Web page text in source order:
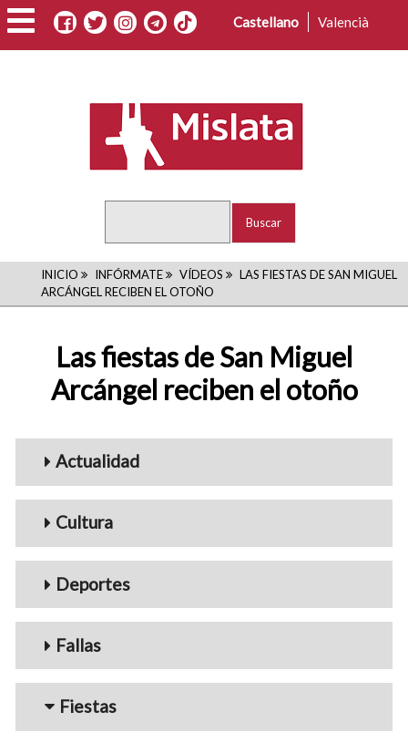
Pasar
al
contenido
Castellano Valencià
RUTA
DE
NAVEGACIÓN
INICIO INFÓRMATE VÍDEOS
LAS FIESTAS DE SAN MIGUEL
ARCÁNGEL RECIBEN EL OTOÑO
Las fiestas de San Miguel
Arcángel reciben el otoño
Menu_Videos
Actualidad
Cultura
Deportes
Fallas
Fiestas